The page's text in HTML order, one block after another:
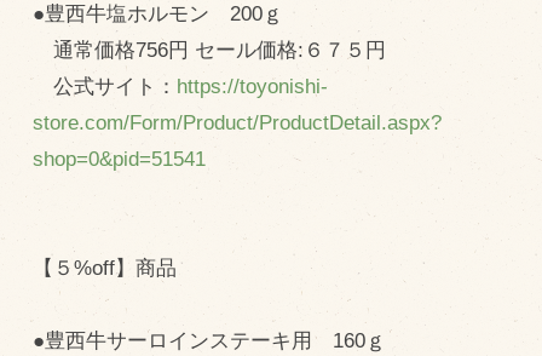
●豊西牛塩ホルモン 200ｇ
通常価格756円 セール価格:６７５円
公式サイト： https://toyonishi-
store.com/Form/Product/ProductDetail.aspx?
shop=0&pid=51541
【５%off】商品
●豊西牛サーロインステーキ用 160ｇ